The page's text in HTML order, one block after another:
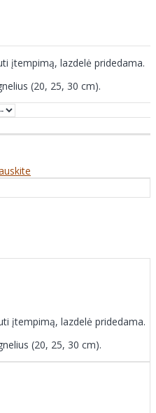
įtempimą, lazdelė pridedama.
(20, 25, 30 cm).
įtempimą, lazdelė pridedama.
(20, 25, 30 cm).